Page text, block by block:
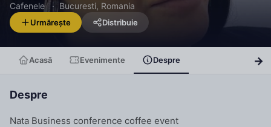
Cafenele Bucuresti, Romania
Urmărește Distribuie
Acasă Evenimente Despre
Despre
Nata Business conference coffee event